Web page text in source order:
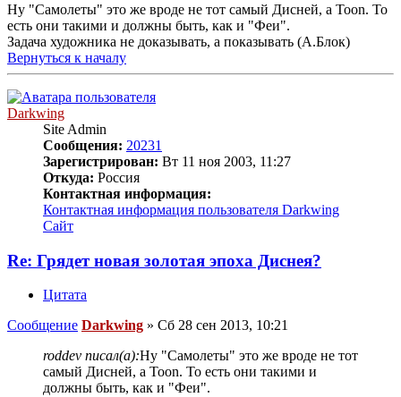
Ну "Самолеты" это же вроде не тот самый Дисней, а Toon. То
есть они такими и должны быть, как и "Феи".
Задача художника не доказывать, а показывать (А.Блок)
Вернуться к началу
Darkwing
Site Admin
Сообщения: 20231
Зарегистрирован: Вт 11 ноя 2003, 11:27
Откуда: Россия
Контактная информация:
Контактная информация пользователя Darkwing
Сайт
Re: Грядет новая золотая эпоха Диснея?
Цитата
Сообщение Darkwing » Сб 28 сен 2013, 10:21
roddev писал(а):Ну "Самолеты" это же вроде не тот
самый Дисней, а Toon. То есть они такими и
должны быть, как и "Феи".